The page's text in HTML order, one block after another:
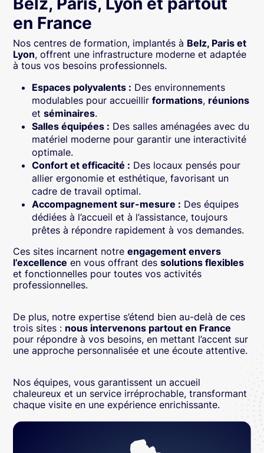
en France
Nos centres de formation, implantés à Belz, Paris et
Lyon, offrent une infrastructure moderne et adaptée
à tous vos besoins professionnels.
Espaces polyvalents : Des environnements
modulables pour accueillirformations, réunions
etséminaires.
Salles équipées : Des salles aménagées avec du
matériel moderne pour garantir une interactivité
optimale.
Confort et efficacité : Des locaux pensés pour
allier ergonomie et esthétique, favorisant un
cadre de travail optimal.
Accompagnement sur-mesure : Des équipes
dédiées à l’accueil et à l’assistance, toujours
prêtes à répondre rapidement à vos demandes.
Ces sites incarnent notreengagement envers
l’excellence en vous offrant dessolutions flexibles
et fonctionnelles pour toutes vos activités
professionnelles.
De plus, notre expertise s’étend bien au-delà de ces
trois sites : nous intervenons partout en France
pour répondre à vos besoins, en mettant l’accent sur
une approche personnalisée et une écoute attentive.
Nos équipes, vous garantissent un accueil
chaleureux et un service irréprochable, transformant
chaque visite en une expérience enrichissante.